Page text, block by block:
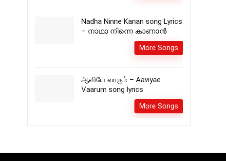
Nadha Ninne Kanan song Lyrics
– നാഥാ നിന്നെ കാണാൻ
More Songs
ஆவியே வாரும் – Aaviyae
Vaarum song lyrics
More Songs